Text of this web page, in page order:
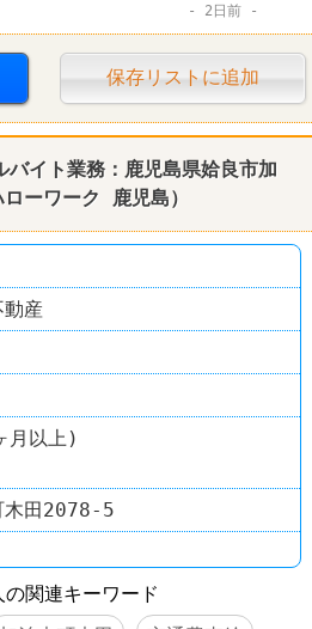
2日前
保存リストに追加
イト業務： 鹿児島県姶良市加
ローワーク 鹿児島）
産
月以上)
木田2078-5
の関連キーワード